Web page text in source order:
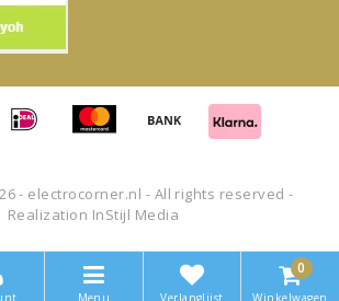
- electrocorner.nl - All rights reserved -
Realization InStijl Media
Menu Verlanglijst
0
Winkelwagen